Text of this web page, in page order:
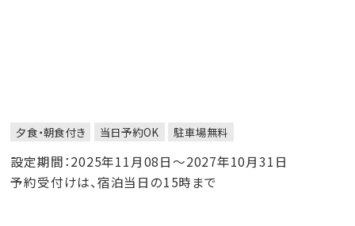
夕食・朝食付き 当日予約OK 駐車場無料
設定期間：2025年11月08日～2027年10月31日
予約受付けは、宿泊当日の15時まで